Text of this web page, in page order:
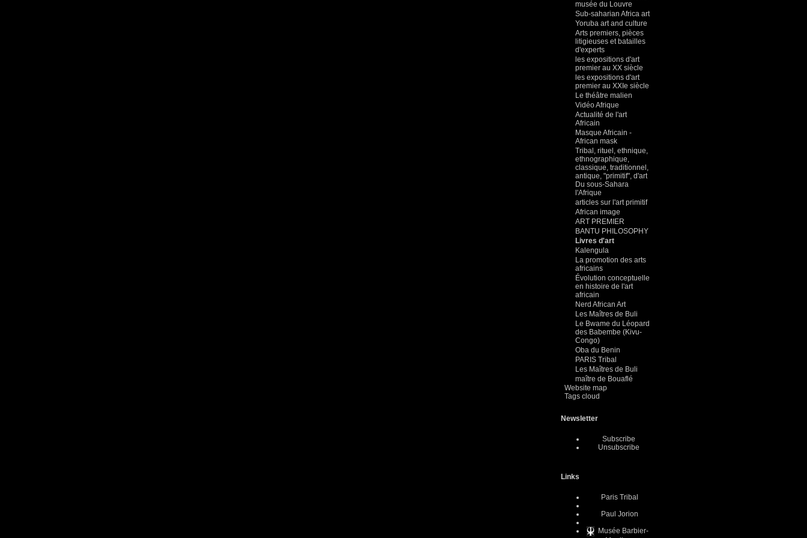
musée du Louvre
Sub-saharian Africa art
Yoruba art and culture
Arts premiers, pièces
litigieuses et batailles
d'experts
les expositions d'art
premier au XX siècle
les expositions d'art
premier au XXIe siècle
Le théâtre malien
Vidéo Afrique
Actualité de l'art
Africain
Masque Africain -
African mask
Tribal, rituel, ethnique,
ethnographique,
classique, traditionnel,
antique, "primitif", d'art
Du sous-Sahara
l'Afrique
articles sur l'art primitif
African image
ART PREMIER
BANTU PHILOSOPHY
Livres d'art
Kalengula
La promotion des arts
africains
Évolution conceptuelle
en histoire de l'art
africain
Nerd African Art
Les Maîtres de Buli
Le Bwame du Léopard
des Babembe (Kivu-
Congo)
Oba du Benin
PARIS Tribal
Les Maîtres de Buli
maître de Bouaflé
Website map
Tags cloud
Newsletter
Subscribe
Unsubscribe
Links
Paris Tribal
Paul Jorion
Musée Barbier-